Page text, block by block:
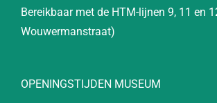
Bereikbaar met de HTM-lijnen 9, 11 en
Wouwermanstraat)
OPENINGSTIJDEN MUSEUM